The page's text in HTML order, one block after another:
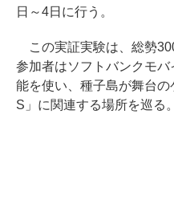
日～4日に行う。
この実証実験は、総勢
参加者はソフトバンクモ
能を使い、種子島が舞台
S」に関連する場所を巡る。